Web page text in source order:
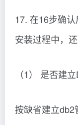
17. 在16步确
安装过程中，
（1） 是否建
按缺省建立db2